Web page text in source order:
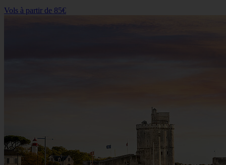
Vols à partir de 85€